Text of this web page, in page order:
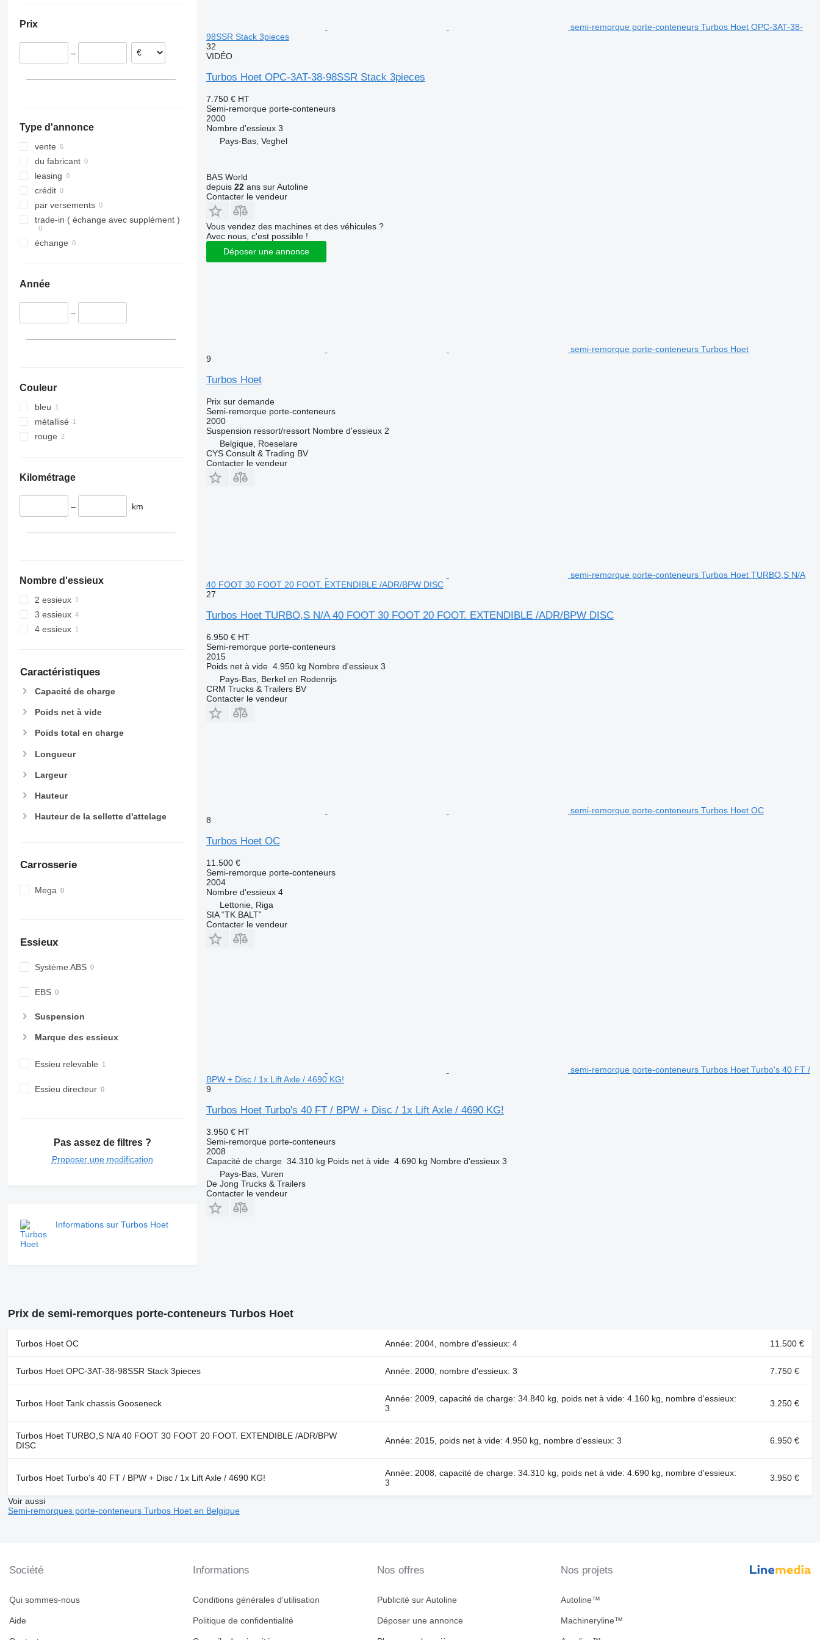
Prix
–
Type d'annonce
vente
du fabricant
leasing
crédit
par versements
trade-in ( échange avec supplément )
échange
Année
–
Couleur
bleu
métallisé
rouge
Kilométrage
– km
Nombre d'essieux
2 essieux
3 essieux
4 essieux
Caractéristiques
Capacité de charge
Poids net à vide
Poids total en charge
Longueur
Largeur
Hauteur
Hauteur de la sellette d'attelage
Carrosserie
Mega
Essieux
Système ABS
EBS
Suspension
Marque des essieux
Essieu relevable
Essieu directeur
Pas assez de filtres ?
Proposer une modification
Informations sur Turbos Hoet
semi-remorque porte-conteneurs Turbos Hoet OPC-3AT-38-
98SSR Stack 3pieces
32
VIDÉO
Turbos Hoet OPC-3AT-38-98SSR Stack 3pieces
7.750 € HT
Semi-remorque porte-conteneurs
2000
Nombre d'essieux 3
Pays-Bas, Veghel
BAS World
depuis 22ans sur Autoline
Contacter le vendeur
Vous vendez des machines et des véhicules ?
Avec nous, c'est possible !
Déposer une annonce
semi-remorque porte-conteneurs Turbos Hoet
9
Turbos Hoet
Prix sur demande
Semi-remorque porte-conteneurs
2000
Suspension ressort/ressort Nombre d'essieux 2
Belgique, Roeselare
CYS Consult & Trading BV
Contacter le vendeur
semi-remorque porte-conteneurs Turbos Hoet TURBO,S N/A
40 FOOT 30 FOOT 20 FOOT. EXTENDIBLE /ADR/BPW DISC
27
Turbos Hoet TURBO,S N/A 40 FOOT 30 FOOT 20 FOOT. EXTENDIBLE /ADR/BPW DISC
6.950 € HT
Semi-remorque porte-conteneurs
2015
Poids net à vide 4.950 kg Nombre d'essieux 3
Pays-Bas, Berkel en Rodenrijs
CRM Trucks & Trailers BV
Contacter le vendeur
semi-remorque porte-conteneurs Turbos Hoet OC
8
Turbos Hoet OC
11.500 €
Semi-remorque porte-conteneurs
2004
Nombre d'essieux 4
Lettonie, Riga
SIA “TK BALT”
Contacter le vendeur
semi-remorque porte-conteneurs Turbos Hoet Turbo's 40 FT /
BPW + Disc / 1x Lift Axle / 4690 KG!
9
Turbos Hoet Turbo's 40 FT / BPW + Disc / 1x Lift Axle / 4690 KG!
3.950 € HT
Semi-remorque porte-conteneurs
2008
Capacité de charge 34.310 kg Poids net à vide 4.690 kg Nombre d'essieux 3
Pays-Bas, Vuren
De Jong Trucks & Trailers
Contacter le vendeur
Prix de semi-remorques porte-conteneurs Turbos Hoet
Turbos Hoet OC Année: 2004, nombre d'essieux: 4 11.500 €
Turbos Hoet OPC-3AT-38-98SSR Stack 3pieces Année: 2000, nombre d'essieux: 3 7.750 €
Turbos Hoet Tank chassis Gooseneck
Année: 2009, capacité de charge: 34.840 kg, poids net à vide: 4.160 kg, nombre d'essieux:
3
3.250 €
Turbos Hoet TURBO,S N/A 40 FOOT 30 FOOT 20 FOOT. EXTENDIBLE /ADR/BPW
DISC
Année: 2015, poids net à vide: 4.950 kg, nombre d'essieux: 3 6.950 €
Turbos Hoet Turbo's 40 FT / BPW + Disc / 1x Lift Axle / 4690 KG!
Année: 2008, capacité de charge: 34.310 kg, poids net à vide: 4.690 kg, nombre d'essieux:
3
3.950 €
Voir aussi
Semi-remorques porte-conteneurs Turbos Hoet en Belgique
Société
Qui sommes-nous
Aide
Informations
Conditions générales d'utilisation
Politique de confidentialité
Nos offres
Publicité sur Autoline
Déposer une annonce
Nos projets
Autoline™
Machineryline™